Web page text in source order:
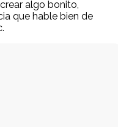
algo bonito,
que hable bien de